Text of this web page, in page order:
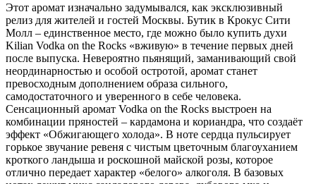
Этот аромат изначально задумывался, как эксклюзивный
релиз для жителей и гостей Москвы. Бутик в Крокус Сити
Молл – единственное место, где можно было купить духи
Kilian Vodka on the Rocks «вживую» в течение первых дней
после выпуска. Невероятно пьянящий, заманивающий свой
неординарностью и особой остротой, аромат станет
превосходным дополнением образа сильного,
самодостаточного и уверенного в себе человека.
Сенсационный аромат Vodka on the Rocks выстроен на
комбинации пряностей – кардамона и кориандра, что создаёт
эффект «Обжигающего холода». В ноте сердца пульсирует
горькое звучание ревеня с чистым цветочным благоуханием
кроткого ландыша и роскошной майской розы, которое
отлично передает характер «белого» алкоголя. В базовых